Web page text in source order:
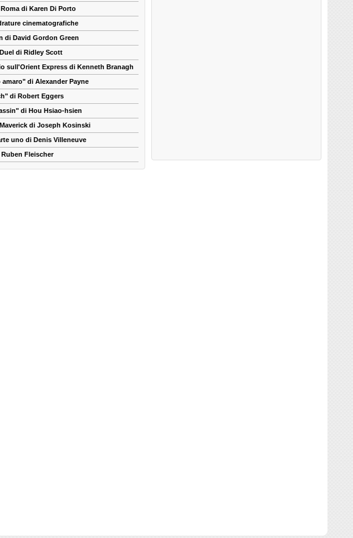
di Karen Di Porto
cinematografiche
di David Gordon Green
di Ridley Scott
sull'Orient Express di Kenneth Branagh
amaro" di Alexander Payne
di Robert Eggers
di Hou Hsiao-hsien
di Joseph Kosinski
uno di Denis Villeneuve
Ruben Fleischer